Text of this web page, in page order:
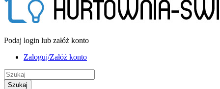
Podaj login lub załóż konto
Zaloguj/Załóż konto
Szukaj